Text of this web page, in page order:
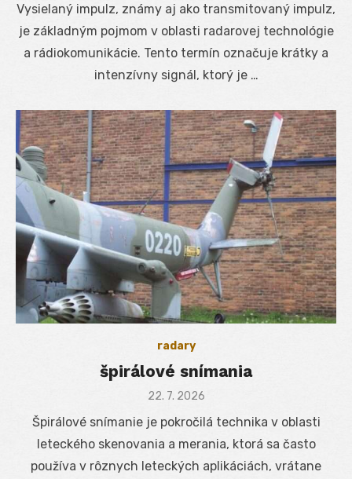
Vysielaný impulz, známy aj ako transmitovaný impulz,
je základným pojmom v oblasti radarovej technológie
a rádiokomunikácie. Tento termín označuje krátky a
intenzívny signál, ktorý je …
radary
špirálové snímania
Posted
22. 7. 2026
Špirálové snímanie je pokročilá technika v oblasti
leteckého skenovania a merania, ktorá sa často
používa v rôznych leteckých aplikáciách, vrátane